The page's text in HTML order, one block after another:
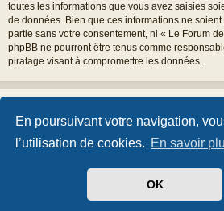
En poursuivant votre navigation,
l’utilisation de cookies. En savoir
OK
toutes les informations que vous avez saisies
de données. Bien que ces informations ne
partie sans votre consentement, ni « Le Forum
phpBB ne pourront être tenus comme
piratage visant à compromettre les données.
Index du forum
Développé parphpBB® Forum Software
Arty- phpBB 3.3 par
phpBB-fr.com